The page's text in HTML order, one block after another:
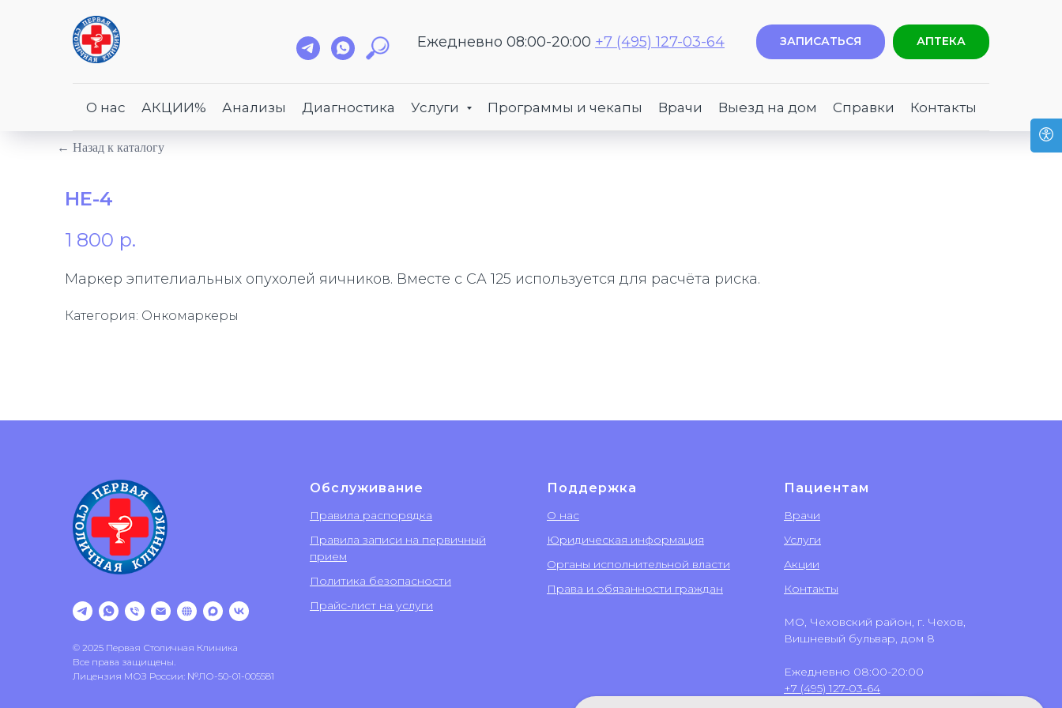
Ежедневно 08:00-20:00 +7 (495) 127-03-64 ЗАПИСАТЬСЯ АПТЕКА
О нас АКЦИИ% Анализы Диагностика Услуги Программы и чекапы Врачи Выезд на дом Справки Контакты
← Назад к каталогу
HE-4
1 800 р.
Маркер эпителиальных опухолей яичников. Вместе с CA 125 используется для расчёта риска.
Категория: Онкомаркеры
© 2025 Первая Столичная Клиника
Все права защищены.
Лицензия МОЗ России: №ЛО-50-01-005581
Обслуживание
Правила распорядка
Правила записи на первичный
прием
Политика безопасности
Прайс-лист на услуги
Поддержка
О нас
Юридическая информация
Органы исполнительной власти
Права и обязанности граждан
Пациентам
Врачи
Услуги
Акции
Контакты
МО, Чеховский район, г. Чехов,
Вишневый бульвар, дом 8
Ежедневно 08:00-20:00
+7 (495) 127-03-64